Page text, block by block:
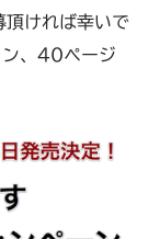
頂ければ幸いで
ン、40ページ